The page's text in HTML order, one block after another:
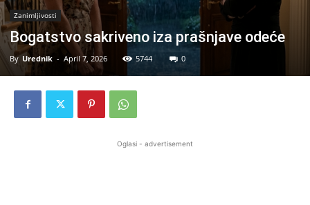
Zanimljivosti
Bogatstvo sakriveno iza prašnjave odeće
By Urednik - April 7, 2026 5744 0
Oglasi - advertisement